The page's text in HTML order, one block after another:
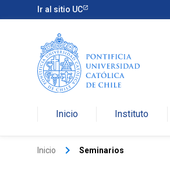
Ir al sitio UC
Inicio Instituto
Inicio keyboard_arrow_right Seminarios